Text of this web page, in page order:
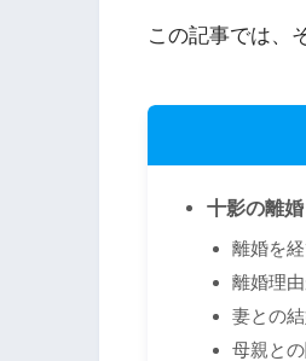
この記事では、
十影の離
離婚を
離婚理
妻との
母親と